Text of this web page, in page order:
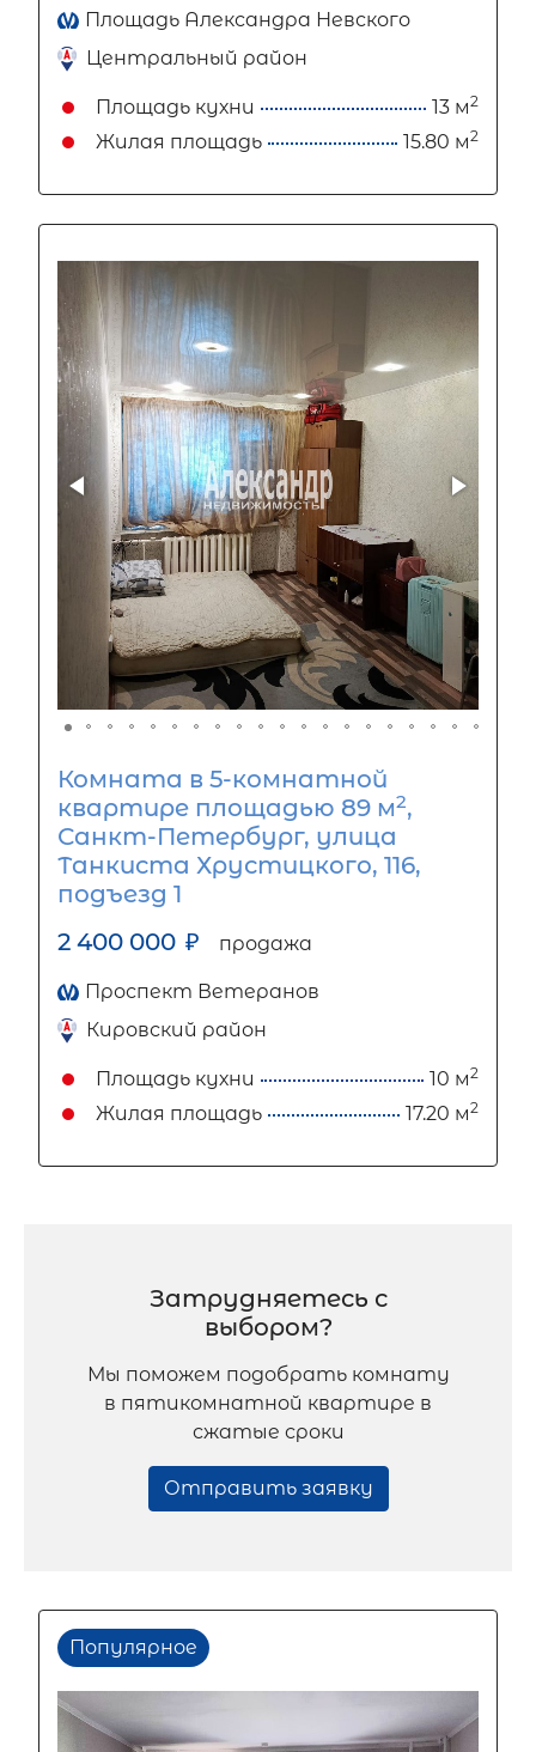
Площадь Александра Невского
Центральный район
Площадь кухни 13 м2
Жилая площадь 15.80 м2
Комната в 5-комнатной
квартире площадью 89 м2,
Санкт-Петербург, улица
Танкиста Хрустицкого, 116,
подъезд 1
2 400 000 ₽ продажа
Проспект Ветеранов
Кировский район
Площадь кухни 10 м2
Жилая площадь 17.20 м2
Затрудняетесь с
выбором?
Мы поможем подобрать комнату
в пятикомнатной квартире в
сжатые сроки
Отправить заявку
Популярное